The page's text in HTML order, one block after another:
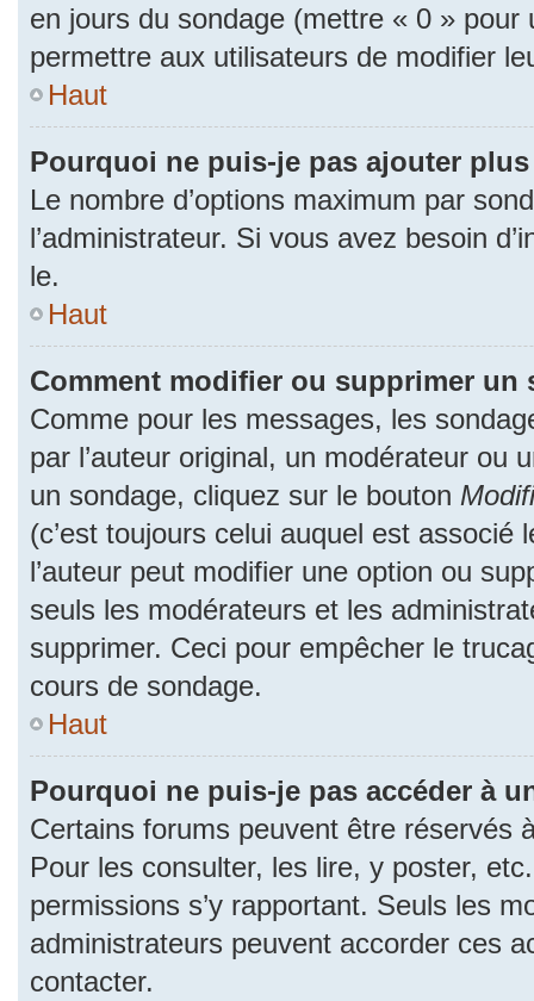
en jours du sondage (mettre « 0 » pour
permettre aux utilisateurs de modifier
Haut
Pourquoi ne puis-je pas ajouter
Le nombre d’options maximum par
l’administrateur. Si vous avez besoin
le.
Haut
Comment modifier ou supprimer un
Comme pour les messages, les
par l’auteur original, un modérateur ou
un sondage, cliquez sur le bouton
(c’est toujours celui auquel est associé
l’auteur peut modifier une option ou
seuls les modérateurs et les
supprimer. Ceci pour empêcher le
cours de sondage.
Haut
Pourquoi ne puis-je pas accéder à
Certains forums peuvent être réservés
Pour les consulter, les lire, y poster,
permissions s’y rapportant. Seuls les
administrateurs peuvent accorder ces
contacter.